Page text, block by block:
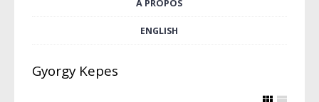
À PROPOS
ENGLISH
Gyorgy Kepes